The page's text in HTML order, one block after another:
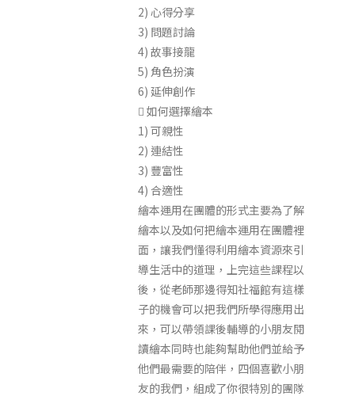
2) 心得分享
3) 問題討論
4) 故事接龍
5) 角色扮演
6) 延伸創作
 如何選擇繪本
1) 可親性
2) 連結性
3) 豐富性
4) 合適性
繪本運用在團體的形式主要為了解
繪本以及如何把繪本運用在團體裡
面，讓我們懂得利用繪本資源來引
導生活中的道理，上完這些課程以
後，從老師那邊得知社福館有這樣
子的機會可以把我們所學得應用出
來，可以帶領課後輔導的小朋友閱
讀繪本同時也能夠幫助他們並給予
他們最需要的陪伴，四個喜歡小朋
友的我們，組成了你很特別的團隊